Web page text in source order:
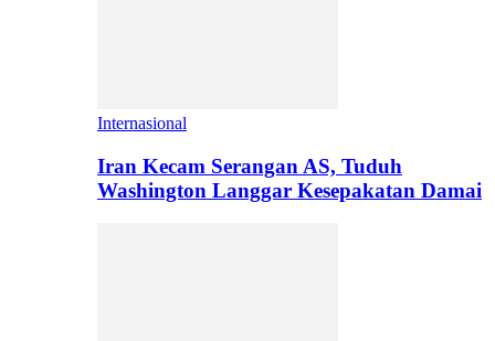
Internasional
Iran Kecam Serangan AS, Tuduh
Washington Langgar Kesepakatan Damai